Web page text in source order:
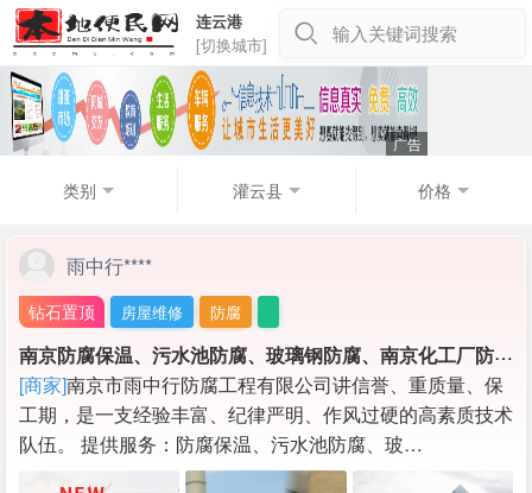
连云港
[切换城市]
输入关键词搜索
类别 灌云县 价格
雨中行****
钻石置顶 房屋维修 防腐
南
京防腐保温、污水池防腐、玻璃钢防腐、南京化工厂防腐保温，管道保温工程等施工
[商家]南京市雨中行防腐工程有限公司讲信誉、重质量、保
工期，是一支经验丰富、纪律严明、作风过硬的高素质技术
队伍。 提供服务：防腐保温、污水池防腐、玻…